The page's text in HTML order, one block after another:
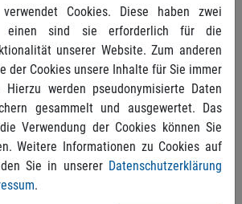
eingefroren, wenn nicht reduziert
und auch in Zukunft
Versorgung würde damit auf
Gerechtigkeit
ist“, so Tilgner. Der PVS
Politik auf, die Ergebnisse der
ernst zu nehmen. Der Zugang
muss
Diskussion um eine
beendet werden. „Ein
Cookies. Diese haben zwei
einen sind sie erforderlich für die
unserer Website. Zum anderen
der Cookies unsere Inhalte für Sie immer
Hierzu werden pseudonymisierte Daten
gesammelt und ausgewertet. Das
Verwendung der Cookies können Sie
Weitere Informationen zu Cookies auf
Sie in unserer Datenschutzerklärung
.